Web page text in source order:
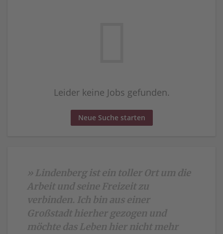
Leider keine Jobs gefunden.
Neue Suche starten
» Lindenberg ist ein toller Ort um die
Arbeit und seine Freizeit zu
verbinden. Ich bin aus einer
Großstadt hierher gezogen und
möchte das Leben hier nicht mehr